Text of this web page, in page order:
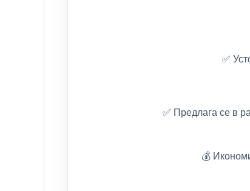
✅
✅ Предлага се в
💰